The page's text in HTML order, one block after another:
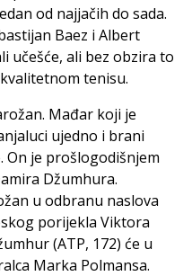
od najjačih do sada.
Baez i Albert
učešće, ali bez obzira to
tenisu.
Mađar koji je
ujedno i brani
je prošlogodišnjem
Džumhura.
u odbranu naslova
porijekla Viktora
(ATP, 172) će u
Marka Polmansa.